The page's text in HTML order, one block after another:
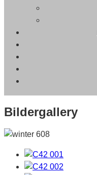
Bildergallery